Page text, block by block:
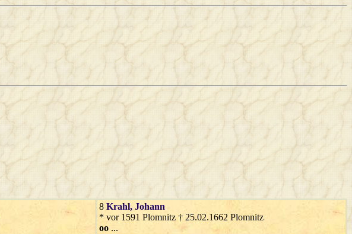
8 Krahl, Johann
* vor 1591 Plomnitz † 25.02.1662 Plomnitz
oo ...